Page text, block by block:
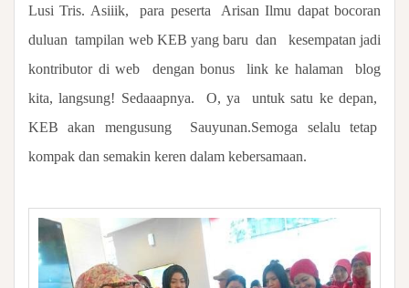
Lusi Tris. Asiiik,
para peserta
Arisan Ilmu dapat bocoran
duluan tampilan web KEB yang baru dan
kesempatan jadi
kontributor di web
dengan bonus link ke halaman
blog
kita, langsung! Sedaaapnya. O, ya untuk satu ke depan,
KEB akan mengusung Sauyunan.Semoga selalu tetap
kompak dan semakin keren dalam kebersamaan.